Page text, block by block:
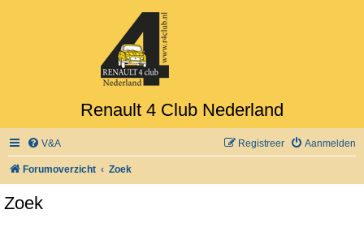
Renault 4 Club Nederland
V&A Aanmelden
Registreer
Forumoverzicht Zoek
Zoek